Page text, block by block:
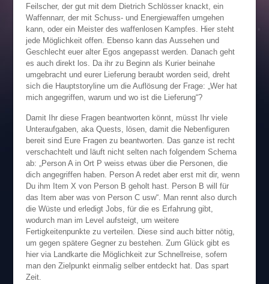
Feilscher, der gut mit dem Dietrich Schlösser knackt, ein
Waffennarr, der mit Schuss- und Energiewaffen umgehen
kann, oder ein Meister des waffenlosen Kampfes. Hier steht
jede Möglichkeit offen. Ebenso kann das Aussehen und
Geschlecht euer alter Egos angepasst werden. Danach geht
es auch direkt los. Da ihr zu Beginn als Kurier beinahe
umgebracht und eurer Lieferung beraubt worden seid, dreht
sich die Hauptstoryline um die Auflösung der Frage: „Wer hat
mich angegriffen, warum und wo ist die Lieferung“?
Damit Ihr diese Fragen beantworten könnt, müsst Ihr viele
Unteraufgaben, aka Quests, lösen, damit die Nebenfiguren
bereit sind Eure Fragen zu beantworten. Das ganze ist recht
verschachtelt und läuft nicht selten nach folgendem Schema
ab: „Person A in Ort P weiss etwas über die Personen, die
dich angegriffen haben. Person A redet aber erst mit dir, wenn
Du ihm Item X von Person B geholt hast. Person B will für
das Item aber was von Person C usw“. Man rennt also durch
die Wüste und erledigt Jobs, für die es Erfahrung gibt,
wodurch man im Level aufsteigt, um weitere
Fertigkeitenpunkte zu verteilen. Diese sind auch bitter nötig,
um gegen spätere Gegner zu bestehen. Zum Glück gibt es
hier via Landkarte die Möglichkeit zur Schnellreise, sofern
man den Zielpunkt einmalig selber entdeckt hat. Das spart
Zeit.